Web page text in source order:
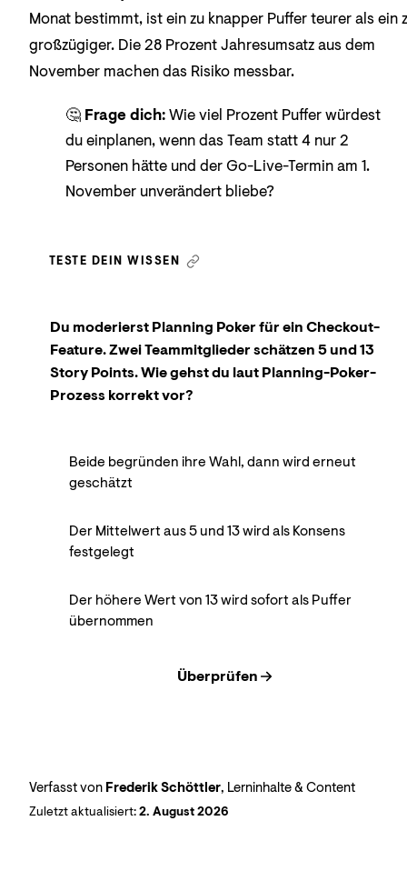
Monat bestimmt, ist ein zu knapper Puffer teurer als ein
großzügiger. Die 28 Prozent Jahresumsatz aus dem
November machen das Risiko messbar.
🤔 Frage dich:Wie viel Prozent Puffer würdest
du einplanen, wenn das Team statt 4 nur 2
Personen hätte und der Go-Live-Termin am 1.
November unverändert bliebe?
TESTE DEIN WISSEN
Du moderierst Planning Poker für ein Checkout-
Feature. Zwei Teammitglieder schätzen 5 und 13
Story Points. Wie gehst du laut Planning-Poker-
Prozess korrekt vor?
Beide begründen ihre Wahl, dann wird erneut
geschätzt
Der Mittelwert aus 5 und 13 wird als Konsens
festgelegt
Der höhere Wert von 13 wird sofort als Puffer
übernommen
Überprüfen
Verfasst von Frederik Schöttler, Lerninhalte & Content
Zuletzt aktualisiert:2. August 2026